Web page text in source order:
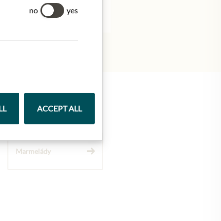
Marmelády
no
yes
ACCEPT ALL